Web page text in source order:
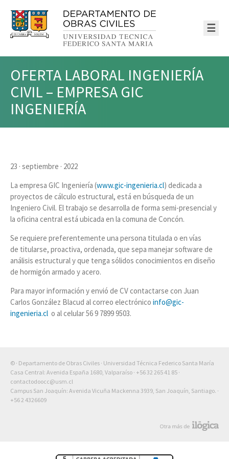
☰
OFERTA LABORAL INGENIERÍA
CIVIL – EMPRESA GIC
INGENIERÍA
23 · septiembre · 2022
La empresa GIC Ingeniería (www.gic-ingenieria.cl) dedicada a
proyectos de cálculo estructural, está en búsqueda de un
Ingeniero Civil. El trabajo se desarrolla de forma semi-presencial y
la oficina central está ubicada en la comuna de Concón.
Se requiere preferentemente una persona titulada o en vías
de titularse, proactiva, ordenada, que sepa manejar software de
análisis estructural y que tenga sólidos conocimientos en diseño
de hormigón armado y acero.
Para mayor información y envió de CV contactarse con Juan
Carlos González Blacud al correo electrónico info@gic-
ingenieria.cl o al celular 56 9 7899 9503.
© · Departamento de Obras Civiles · Universidad Técnica Federico Santa María
Casa Central: Avenida España 1680, Valparaíso · +56 32 265 41 85 ·
contactodoocc@usm.cl
Campus San Joaquín: Avenida Vicuña Mackenna 3939, San Joaquín, Santiago. ·
+56 2 4326609